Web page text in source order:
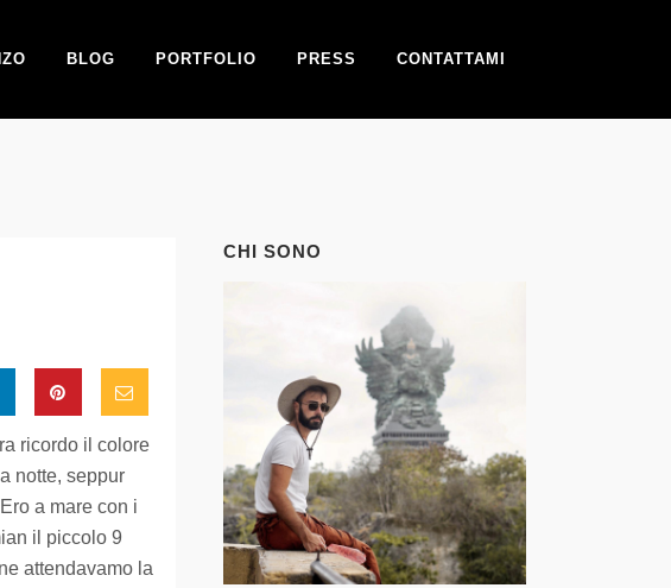
BLOG PORTFOLIO PRESS CONTATTAMI
ricordo il colore
notte, seppur
a mare con i
il piccolo 9
attendavamo la
CHI SONO